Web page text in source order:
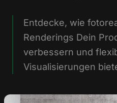
Entdecke, wie
Renderings Dein
verbessern und
Visualisierungen